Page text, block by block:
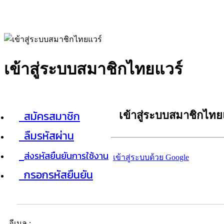
เข้าสู่ระบบสมาชิกไทยแวร์
สมัครสมาชิก
ลืมรหัสผ่าน
ส่งรหัสยืนยันการใช้งาน
กรอกรหัสยืนยัน
เข้าสู่ระบบสมาชิกไท
เข้าสู่ระบบด้วย Google